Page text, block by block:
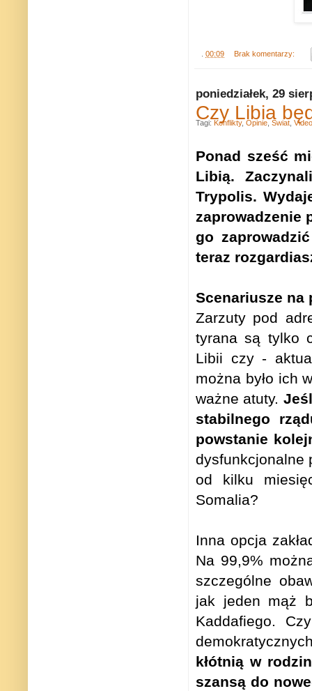
00:09 Brak komentarzy:
poniedziałek, 29
Czy Libia
Ponad sześć
Libią.
Trypolis.
zaprowadzenie
go
teraz
Scenariusze na
Zarzuty pod
tyrana są tylko
Libii czy -
można było ich
ważne atuty.
stabilnego
powstanie
dysfunkcjonalne
od kilku
Somalia?
Inna opcja
Na 99,9%
szczególne
jak jeden mąż
Kaddafiego.
kłótnią w
szansą do
Tagi: Konflikty, Opinie Świat Video